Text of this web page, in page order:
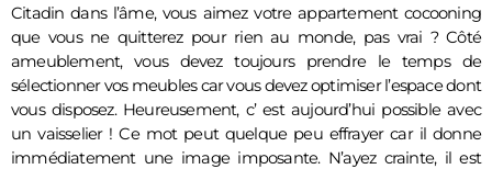
Citadin dans l’âme, vous aimez votre appartement cocooning
que vous ne quitterez pour rien au monde, pas vrai ? Côté
ameublement, vous devez toujours prendre le temps de
sélectionner vos meubles car vous devez optimiser l’espace dont
vous disposez. Heureusement, c’ est aujourd’hui possible avec
un vaisselier ! Ce mot peut quelque peu effrayer car il donne
immédiatement une image imposante. N’ayez crainte, il est